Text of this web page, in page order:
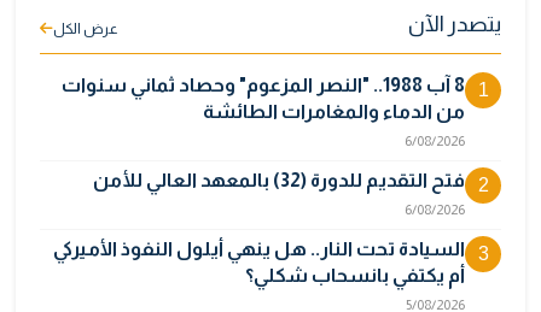
يتصدر الآن عرض الكل
1
8 آب 1988.. "النصر المزعوم" وحصاد ثماني سنوات
من الدماء والمغامرات الطائشة
6/08/2026
2 فتح التقديم للدورة (32) بالمعهد العالي للأمن
6/08/2026
3
السيادة تحت النار.. هل ينهي أيلول النفوذ الأميركي
أم يكتفي بانسحاب شكلي؟
5/08/2026